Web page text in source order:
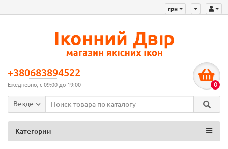
грн
+380683894522
Ежедневно, с 09:00 до 19:00 0
Везде
Категории